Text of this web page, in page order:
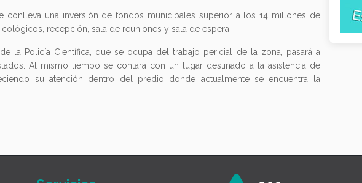
conlleva una inversión de fondos municipales superior a los 14 millones de
recepción, sala de reuniones y sala de espera.
la Policía Científica, que se ocupa del trabajo pericial de la zona, pasará a
Al mismo tiempo se contará con un lugar destinado a la asistencia de
su atención dentro del predio donde actualmente se encuentra la